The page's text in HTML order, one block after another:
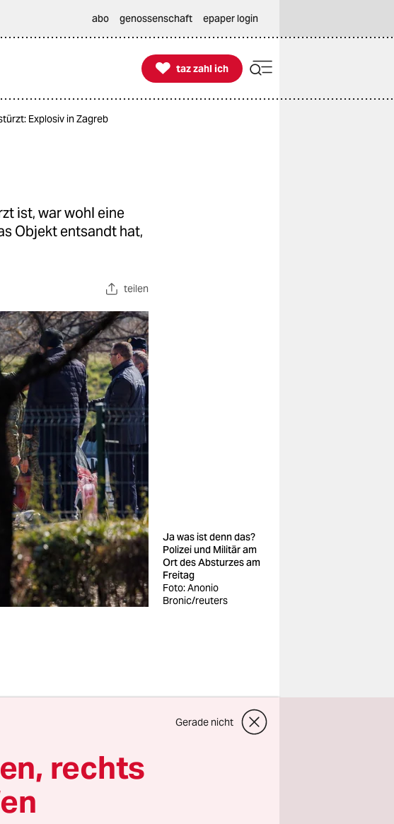
abo genossenschaft epaper login

taz zahl ich
taz zahl ich
Explosiv in Zagreb
ist, war wohl eine
Objekt entsandt hat,
teilen
Ja was ist denn das?
Polizei und Militär am
Ort des Absturzes am
Freitag
Foto: Anonio
Bronic/reuters
Mario
in der kroatischen
Material
das am
Gerade nicht
rechts